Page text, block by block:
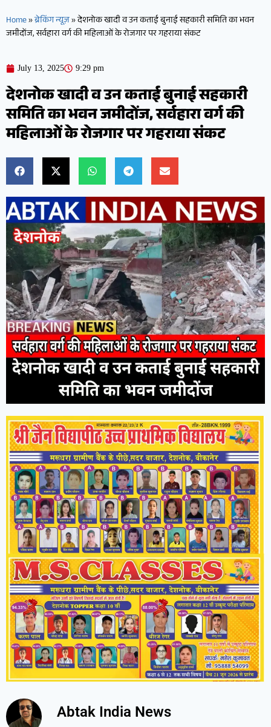
Home»ब्रेकिंग न्यूज़»देशनोक खादी व उन कताई बुनाई सहकारी समिति का भवन
जमीदोंज, सर्वहारा वर्ग की महिलाओं के रोजगार पर गहराया संकट
July 13, 2025 9:29 pm
देशनोक खादी व उन कताई बुनाई सहकारी
समिति का भवन जमीदोंज, सर्वहारा वर्ग की
महिलाओं के रोजगार पर गहराया संकट
Abtak India News